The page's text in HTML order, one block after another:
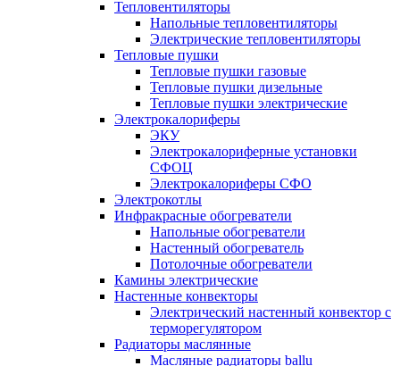
Тепловентиляторы
Напольные тепловентиляторы
Электрические тепловентиляторы
Тепловые пушки
Тепловые пушки газовые
Тепловые пушки дизельные
Тепловые пушки электрические
Электрокалориферы
ЭКУ
Электрокалориферные установки
СФОЦ
Электрокалориферы СФО
Электрокотлы
Инфракрасные обогреватели
Напольные обогреватели
Настенный обогреватель
Потолочные обогреватели
Камины электрические
Настенные конвекторы
Электрический настенный конвектор с
терморегулятором
Радиаторы маслянные
Масляные радиаторы ballu